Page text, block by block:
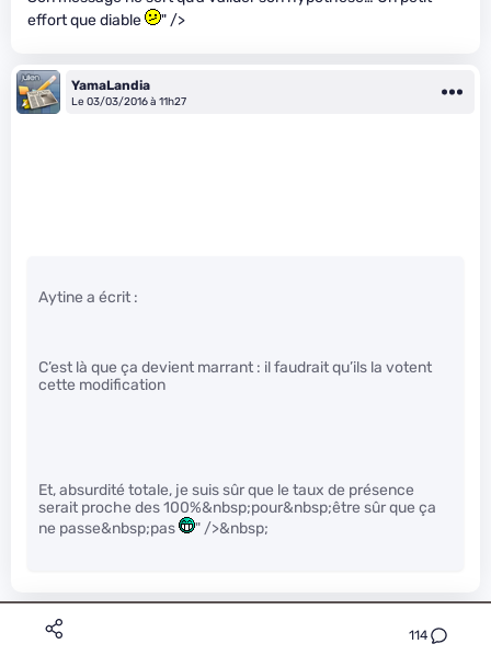
114
effort que diable
" />
YamaLandia
Le 03/03/2016 à 11h27
Aytine a écrit :
C’est là que ça devient marrant : il faudrait qu’ils la votent
cette modification
Et, absurdité totale, je suis sûr que le taux de présence
serait proche des 100%&nbsp;pour&nbsp;être sûr que ça
ne passe&nbsp;pas
" />&nbsp;